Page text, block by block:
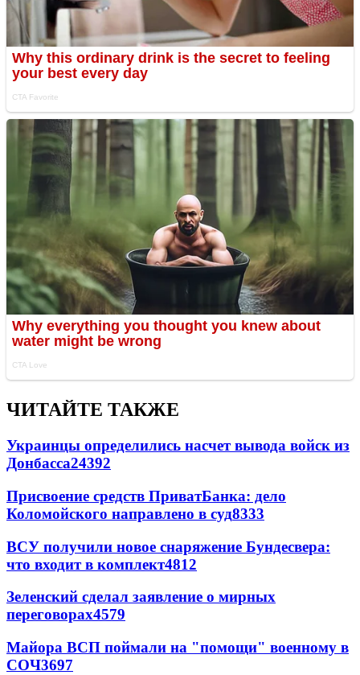
ЧИТАЙТЕ ТАКЖЕ
Украинцы определились насчет вывода войск из
Донбасса24392
Присвоение средств ПриватБанка: дело
Коломойского направлено в суд8333
ВСУ получили новое снаряжение Бундесвера:
что входит в комплект4812
Зеленский сделал заявление о мирных
переговорах4579
Майора ВСП поймали на "помощи" военному в
СОЧ3697